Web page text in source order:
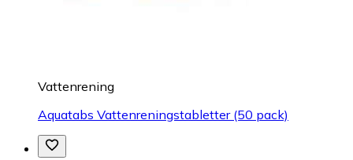
Vattenrening
Aquatabs Vattenreningstabletter (50 pack)